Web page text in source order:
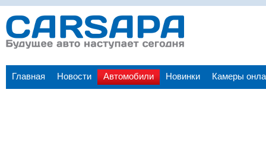
Главная Новости Автомобили Новинки Камеры